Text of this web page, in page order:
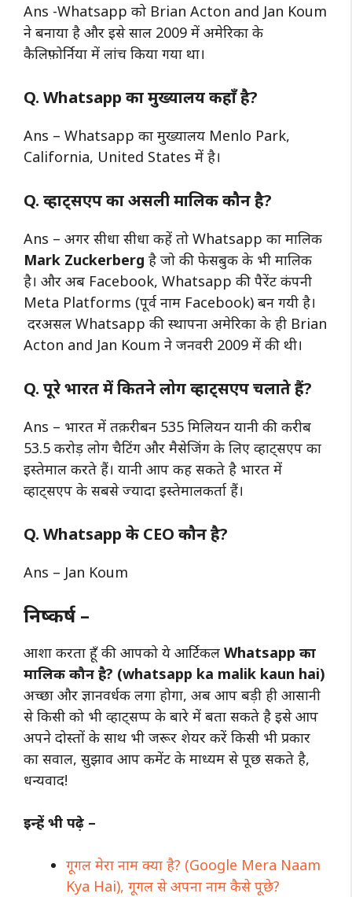
Ans -Whatsapp को Brian Acton and Jan Koum
ने बनाया है और इसे साल 2009 में अमेरिका के
कैलिफ़ोर्निया में लांच किया गया था।
Q. Whatsapp का मुख्यालय कहाँ है?
Ans – Whatsapp का मुख्यालय Menlo Park,
California, United States में है।
Q. व्हाट्सएप का असली मालिक कौन है?
Ans – अगर सीधा सीधा कहें तो Whatsapp का मालिक
Mark Zuckerberg है जो की फेसबुक के भी मालिक
है। और अब Facebook, Whatsapp की पैरेंट कंपनी
Meta Platforms (पूर्व नाम Facebook) बन गयी है।
दरअसल Whatsapp की स्थापना अमेरिका के ही Brian
Acton and Jan Koum ने जनवरी 2009 में की थी।
Q. पूरे भारत में कितने लोग व्हाट्सएप चलाते हैं?
Ans – भारत में तक़रीबन 535 मिलियन यानी की करीब
53.5 करोड़ लोग चैटिंग और मैसेजिंग के लिए व्हाट्सएप का
इस्तेमाल करते हैं। यानी आप कह सकते है भारत में
व्हाट्सएप के सबसे ज्यादा इस्तेमालकर्ता हैं।
Q. Whatsapp के CEO कौन है?
Ans – Jan Koum
निष्कर्ष –
आशा करता हूँ की आपको ये आर्टिकल Whatsapp का
मालिक कौन है? (whatsapp ka malik kaun hai)
अच्छा और ज्ञानवर्धक लगा होगा, अब आप बड़ी ही आसानी
से किसी को भी व्हाट्सप्प के बारे में बता सकते है इसे आप
अपने दोस्तों के साथ भी जरूर शेयर करें किसी भी प्रकार
का सवाल, सुझाव आप कमेंट के माध्यम से पूछ सकते है,
धन्यवाद!
इन्हें भी पढ़े –
गूगल मेरा नाम क्या है? (Google Mera Naam
Kya Hai), गूगल से अपना नाम कैसे पूछे?